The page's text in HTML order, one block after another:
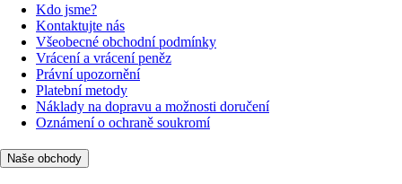
Kdo jsme?
Kontaktujte nás
Všeobecné obchodní podmínky
Vrácení a vrácení peněz
Právní upozornění
Platební metody
Náklady na dopravu a možnosti doručení
Oznámení o ochraně soukromí
Naše obchody